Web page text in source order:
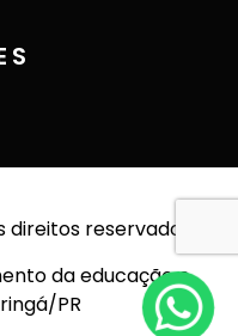
reservados
da educação e
PR